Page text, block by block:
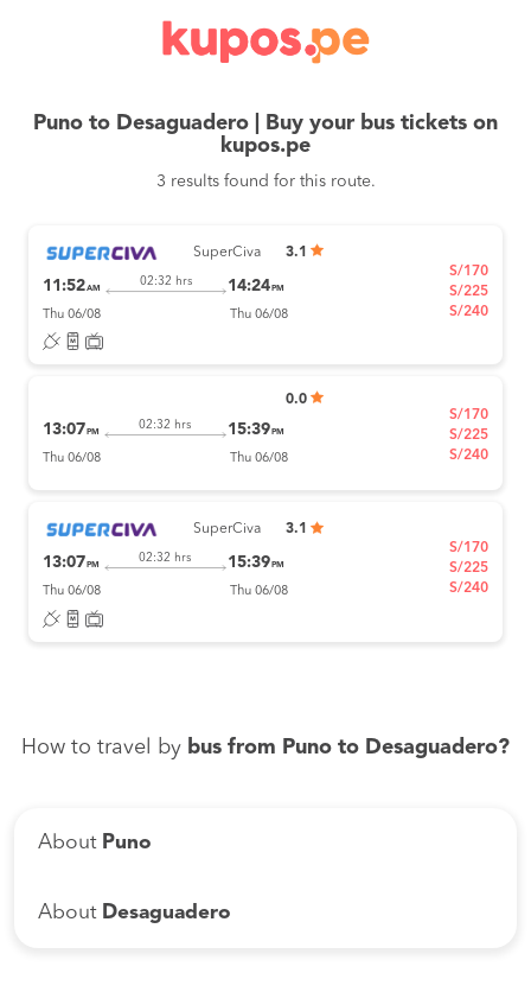
Puno to Desaguadero | Buy your bus tickets on
kupos.pe
3 results found for this route.
SuperCiva 3.1
11:52AM
02:32 hrs 14:24 PM
Thu 06/08 Thu 06/08
S/170
S/225
S/240
0.0
13:07 PM
02:32 hrs 15:39 PM
Thu 06/08 Thu 06/08
S/170
S/225
S/240
SuperCiva 3.1
13:07 PM
02:32 hrs 15:39 PM
Thu 06/08 Thu 06/08
S/170
S/225
S/240
How to travel by bus from Puno to Desaguadero?
About Puno
About Desaguadero